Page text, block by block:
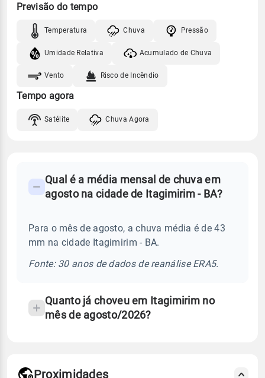
Previsão do tempo
Temperatura Chuva Pressão
Umidade Relativa Acumulado de Chuva
Vento Risco de Incêndio
Tempo agora
Satélite Chuva Agora
Perguntas
sobre
chuva
Qual é a média mensal de chuva em
agosto na cidade de Itagimirim - BA?
Para o mês de agosto, a chuva média é de 43
mm na cidade Itagimirim - BA.
Fonte: 30 anos de dados de reanálise ERA5.
Quanto já choveu em Itagimirim no
mês de agosto/2026?
Proximidades